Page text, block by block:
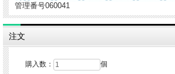
管理番号060041
注文
購入数： 個